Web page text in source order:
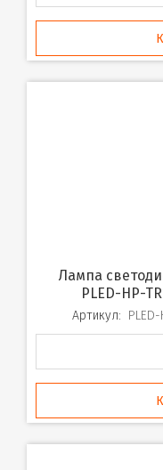
Лампа светодиодная высокой мощности
PLED-HP-
Артикул: